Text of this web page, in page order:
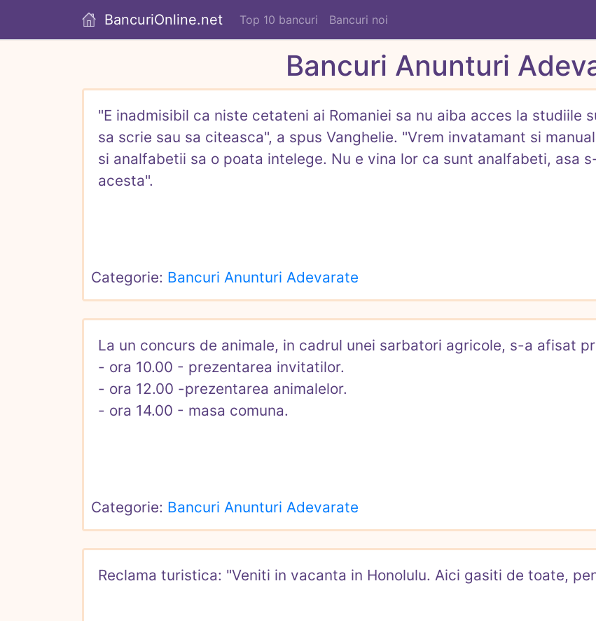
BancuriOnline.net Top 10 bancuri Bancuri noi
Bancuri Anunturi
"E inadmisibil ca niste cetateni ai Romaniei sa nu aiba acces la studiile
sa scrie sau sa citeasca", a spus Vanghelie. "Vrem invatamant si
si analfabetii sa o poata intelege. Nu e vina lor ca sunt analfabeti, asa
acesta".
Categorie: Bancuri Anunturi Adevarate
La un concurs de animale, in cadrul unei sarbatori agricole, s-a afisat
- ora 10.00 - prezentarea invitatilor.
- ora 12.00 -prezentarea animalelor.
- ora 14.00 - masa comuna.
Categorie: Bancuri Anunturi Adevarate
Reclama turistica: "Veniti in vacanta in Honolulu. Aici gasiti de toate,